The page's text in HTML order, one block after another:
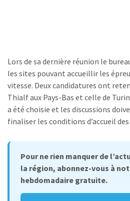
Lors de sa dernière réunion le
les sites pouvant accueillir les
vitesse. Deux candidatures ont
Thialf aux Pays-Bas et celle de
a été choisie et les discussions
finaliser les conditions d’accueil
Pour ne rien manquer de
la région, abonnez-vous à
hebdomadaire gratuite.